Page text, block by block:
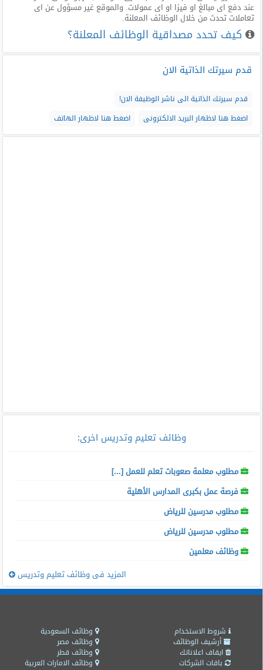
عند دفع اى مبالغ او فيزا او اى عمولات. والموقع غير مسؤول عن اى
تعاملات تحدث من خلال الوظائف المعلنة.
كيف تحدد مصداقية الوظائف المعلنة؟
قدم سيرتك الذاتية الان
قدم سيرتك الذاتية الى ناشر الوظيفة الان!
اضغط هنا لاظهار البريد الالكترونى
اضغط هنا لاظهار الهاتف
وظائف تعليم وتدريس اخرى:
مطلوب معلمة صعوبات تعلم للعمل [...]
فرصة عمل بكبرى المدارس الأهلية
مطلوب مدرسين للرياض
مطلوب مدرسين للرياض
وظائف معلمين
المزيد فى وظائف تعليم وتدريس
وظائف السعودية
وظائف مصر
وظائف قطر
وظائف الامارات العربية
شروط الاستخدام
أرشيف الوظائف
ايقاف اعلاناتك
باقات الشركات